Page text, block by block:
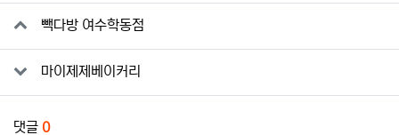
관련자료빽다방 여수학동점
마이제제베이커리
댓글 0